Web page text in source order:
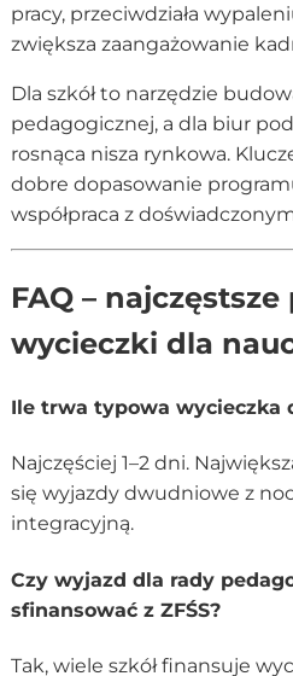
pracy, przeciwdziała
zwiększa zaangażowanie
Dla szkół to narzędzie
pedagogicznej, a dla biur
rosnąca nisza rynkowa.
dobre dopasowanie
współpraca z
FAQ –
wycieczki dla
Ile trwa typowa wycieczka
Najczęściej 1–2 dni.
się wyjazdy dwudniowe z
integracyjną.
Czy wyjazd dla rady
sfinansować z ZFŚS?
Tak, wiele szkół finansuje